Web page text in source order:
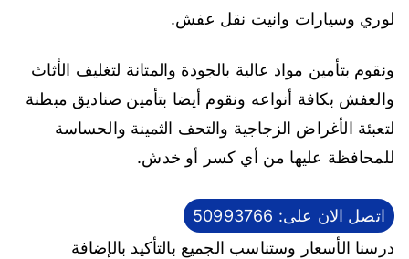
لوري وسيارات وانيت نقل عفش.
ونقوم بتأمين مواد عالية بالجودة والمتانة لتغليف الأثاث
والعفش بكافة أنواعه ونقوم أيضا بتأمين صناديق مبطنة
لتعبئة الأغراض الزجاجية والتحف الثمينة والحساسة
للمحافظة عليها من أي كسر أو خدش.
اتصل الان على: 50993766
درسنا الأسعار وستناسب الجميع بالتأكيد بالإضافة